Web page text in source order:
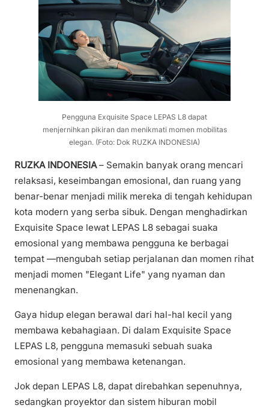
Pengguna Exquisite Space LEPAS L8 dapat
menjernihkan pikiran dan menikmati momen mobilitas
elegan. (Foto: Dok RUZKA INDONESIA)
RUZKA INDONESIA– Semakin banyak orang mencari
relaksasi, keseimbangan emosional, dan ruang yang
benar-benar menjadi milik mereka di tengah kehidupan
kota modern yang serba sibuk. Dengan menghadirkan
Exquisite Space lewat LEPAS L8 sebagai suaka
emosional yang membawa pengguna ke berbagai
tempat —mengubah setiap perjalanan dan momen rihat
menjadi momen "Elegant Life" yang nyaman dan
menenangkan.
Gaya hidup elegan berawal dari hal-hal kecil yang
membawa kebahagiaan. Di dalam Exquisite Space
LEPAS L8, pengguna memasuki sebuah suaka
emosional yang membawa ketenangan.
Jok depan LEPAS L8, dapat direbahkan sepenuhnya,
sedangkan proyektor dan sistem hiburan mobil